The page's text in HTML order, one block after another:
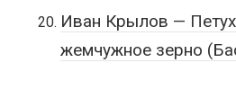
Иван Крылов —
жемчужное зерно